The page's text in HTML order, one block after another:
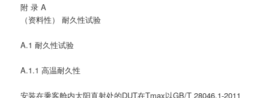
附 录 A
（资料性） 耐久性试验
A.1 耐久性试验
A.1.1 高温耐久性
安装在乘客舱内太阳直射处的DUT在Tmax以GB/T 28046.1-2011